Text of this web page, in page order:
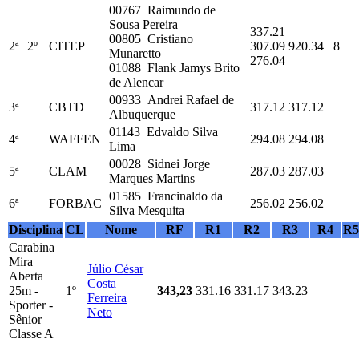
2ª 2º CITEP
00767 Raimundo de
Sousa Pereira
00805 Cristiano
Munaretto
01088 Flank Jamys Brito
de Alencar
337.21
307.09
276.04
920.34 8
3ª CBTD
00933 Andrei Rafael de
Albuquerque
317.12 317.12
4ª WAFFEN
01143 Edvaldo Silva
Lima
294.08 294.08
5ª CLAM
00028 Sidnei Jorge
Marques Martins
287.03 287.03
6ª FORBAC
01585 Francinaldo da
Silva Mesquita
256.02 256.02
Disciplina CL Nome RF R1 R2 R3 R4
R5
Carabina
Mira
Aberta
25m -
Sporter -
Sênior
Classe A
1º
Júlio César
Costa
Ferreira
Neto
343,23 331.16 331.17 343.23